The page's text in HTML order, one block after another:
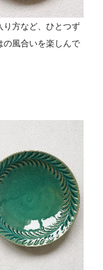
り方など、ひとつず
の風合いを楽しんで